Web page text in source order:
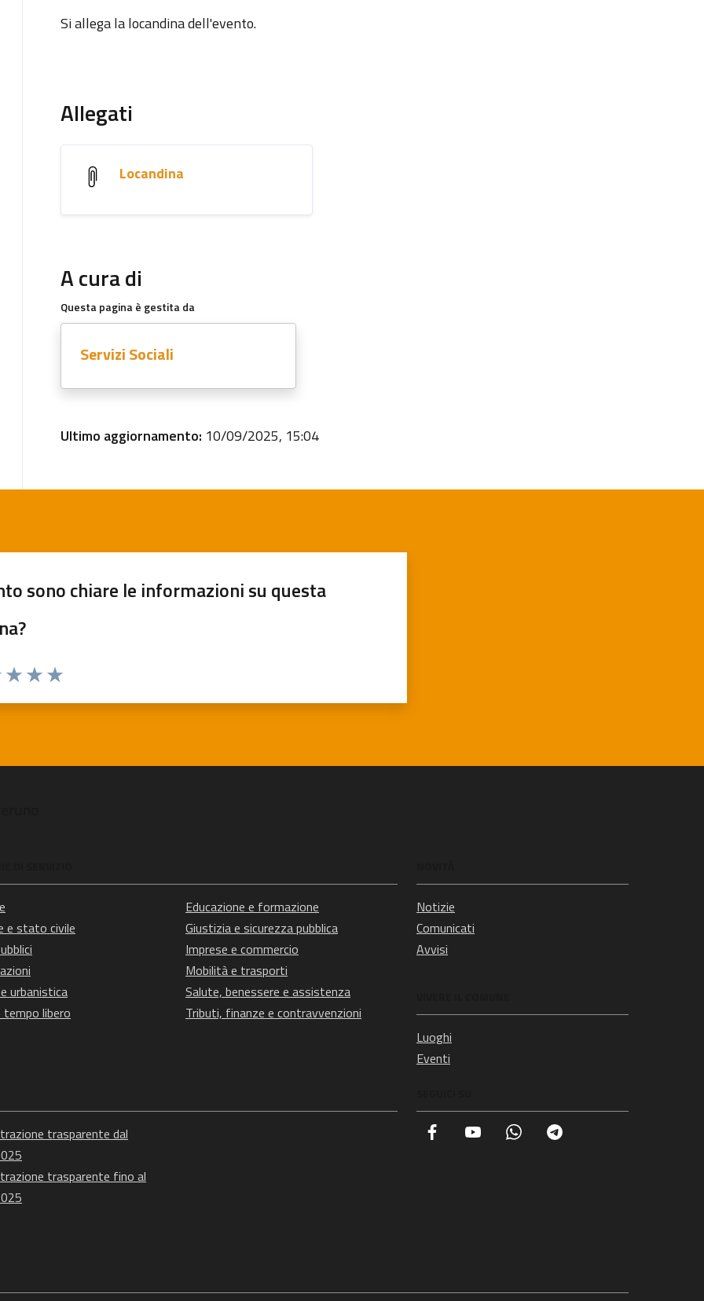
Si allega la locandina dell'evento.
Allegati
Locandina
A cura di
Questa pagina è gestita da
Servizi Sociali
Ultimo aggiornamento: 10/09/2025, 15:04
sono chiare le informazioni su questa
e stato civile
urbanistica
tempo libero
Educazione e formazione
Giustizia e sicurezza pubblica
Imprese e commercio
Mobilità e trasporti
Salute, benessere e assistenza
Tributi, finanze e contravvenzioni
Notizie
Comunicati
Avvisi
Luoghi
Eventi
trasparente dal
trasparente fino al
Facebook YouTube Whatsapp